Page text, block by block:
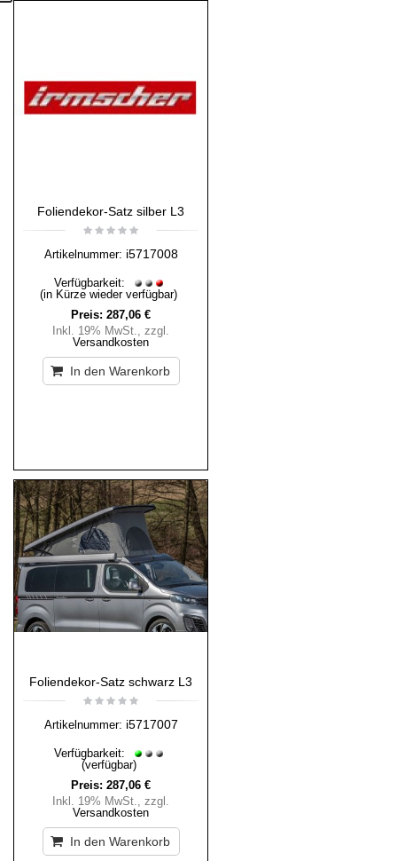
Foliendekor-Satz silber L3
Artikelnummer: i5717008
Verfügbarkeit:
(in Kürze wieder verfügbar)
Preis: 287,06 €
Inkl. 19% MwSt., zzgl.
Versandkosten
In den Warenkorb
Foliendekor-Satz schwarz L3
Artikelnummer: i5717007
Verfügbarkeit:
(verfügbar)
Preis: 287,06 €
Inkl. 19% MwSt., zzgl.
Versandkosten
In den Warenkorb